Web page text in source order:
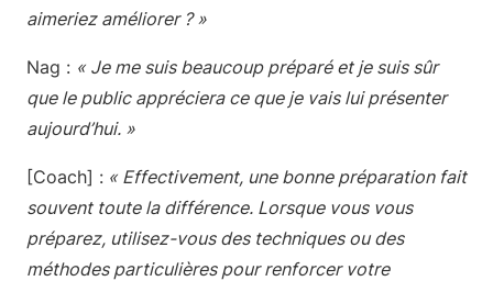
aimeriez améliorer ? »
Nag : « Je me suis beaucoup préparé et je suis sûr
que le public appréciera ce que je vais lui présenter
aujourd’hui. »
[Coach] : « Effectivement, une bonne préparation fait
souvent toute la différence. Lorsque vous vous
préparez, utilisez-vous des techniques ou des
méthodes particulières pour renforcer votre